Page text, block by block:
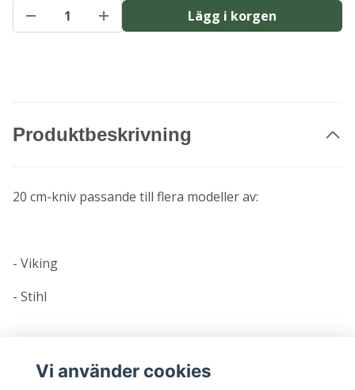
Lägg i korgen
Produktbeskrivning
20 cm-kniv passande till flera modeller av:
- Viking
- Stihl
Kniven levereras i en genomskinlig blisterförpackning
Vi använder cookies